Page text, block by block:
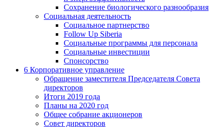
Сохранение биологического разнообразия
Социальная деятельность
Социальное партнерство
Follow Up Siberia
Социальные программы для персонала
Социальные инвестиции
Спонсорство
6 Корпоративное управление
Обращение заместителя Председателя Совета
директоров
Итоги 2019 года
Планы на 2020 год
Общее собрание акционеров
Совет директоров